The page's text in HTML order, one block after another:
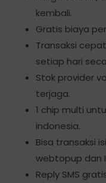
kembali.
Gratis biaya
Transaksi
setiap hari
Stok provider
terjaga.
1 chip multi
indonesia.
Bisa transaksi
webtopup dan
Reply SMS